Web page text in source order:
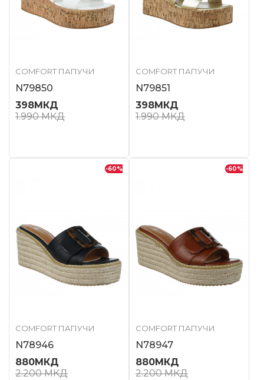
COMFORT ПАПУЧИ
N79850
398МКД
1.990МКД
COMFORT ПАПУЧИ
N79851
398МКД
1.990МКД
-60%
COMFORT ПАПУЧИ
N78946
880МКД
2.200МКД
-60%
COMFORT ПАПУЧИ
N78947
880МКД
2.200МКД